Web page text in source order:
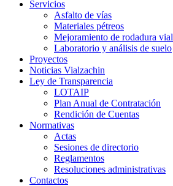
Servicios
Asfalto de vías
Materiales pétreos
Mejoramiento de rodadura vial
Laboratorio y análisis de suelo
Proyectos
Noticias Vialzachin
Ley de Transparencia
LOTAIP
Plan Anual de Contratación
Rendición de Cuentas
Normativas
Actas
Sesiones de directorio
Reglamentos
Resoluciones administrativas
Contactos